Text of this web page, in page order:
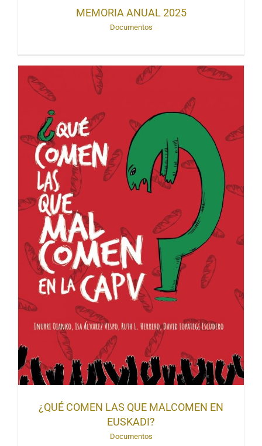
MEMORIA ANUAL 2025
Documentos
¿QUÉ COMEN LAS QUE MALCOMEN EN
EUSKADI?
Documentos